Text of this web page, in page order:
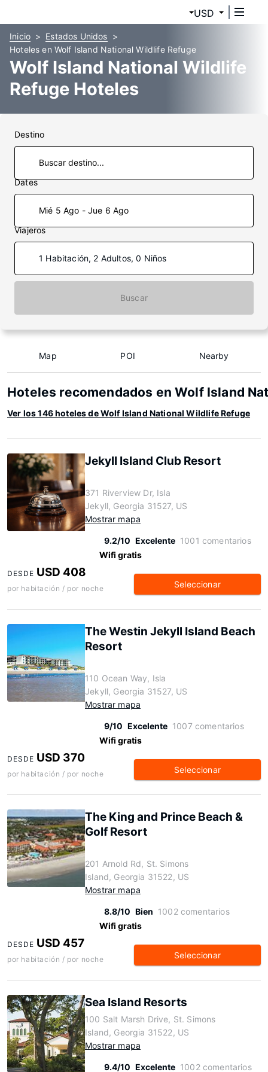
USD
Inicio
Estados Unidos
Hoteles en Wolf Island National Wildlife Refuge
Wolf Island National Wildlife
Refuge Hoteles
Destino
Dates
Mié 5 Ago - Jue 6 Ago
Viajeros
1 Habitación, 2 Adultos, 0 Niños
Buscar
Map POI Nearby
Hoteles recomendados en Wolf Island
Ver los 146 hoteles de Wolf Island National Wildlife Refuge
Jekyll Island Club Resort
371 Riverview Dr, Isla
Jekyll, Georgia 31527, US
Mostrar mapa
9.2/10 Excelente 1001 comentarios
Wifi gratis
DESDE USD 408
por habitación / por noche Seleccionar
The Westin Jekyll Island Beach
Resort
110 Ocean Way, Isla
Jekyll, Georgia 31527, US
Mostrar mapa
9/10 Excelente 1007 comentarios
Wifi gratis
DESDE USD 370
por habitación / por noche Seleccionar
The King and Prince Beach &
Golf Resort
201 Arnold Rd, St. Simons
Island, Georgia 31522, US
Mostrar mapa
8.8/10 Bien 1002 comentarios
Wifi gratis
DESDE USD 457
por habitación / por noche Seleccionar
Sea Island Resorts
100 Salt Marsh Drive, St. Simons
Island, Georgia 31522, US
Mostrar mapa
9.4/10 Excelente 1002 comentarios